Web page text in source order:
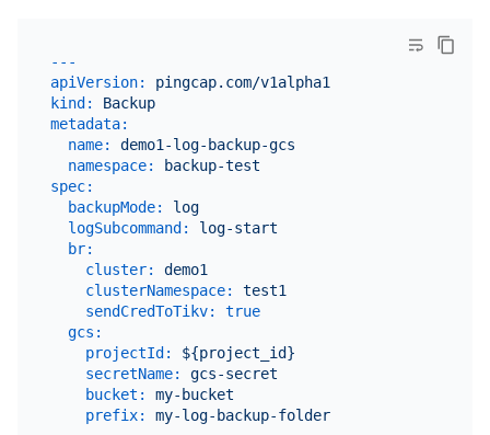
---
apiVersion:
pingcap.com/v1alpha1
kind:
Backup
metadata:
name:
demo1-log-backup-gcs
namespace:
backup-test
spec:
backupMode:
log
logSubcommand:
log-start
br:
cluster:
demo1
clusterNamespace:
test1
sendCredToTikv:
true
gcs:
projectId:
${project_id}
secretName:
gcs-secret
bucket:
my-bucket
prefix:
my-log-backup-folder